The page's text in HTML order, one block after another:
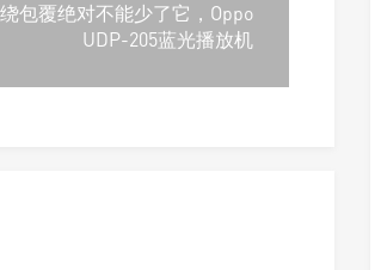
包覆绝对不能少了它，Oppo
UDP-205蓝光播放机